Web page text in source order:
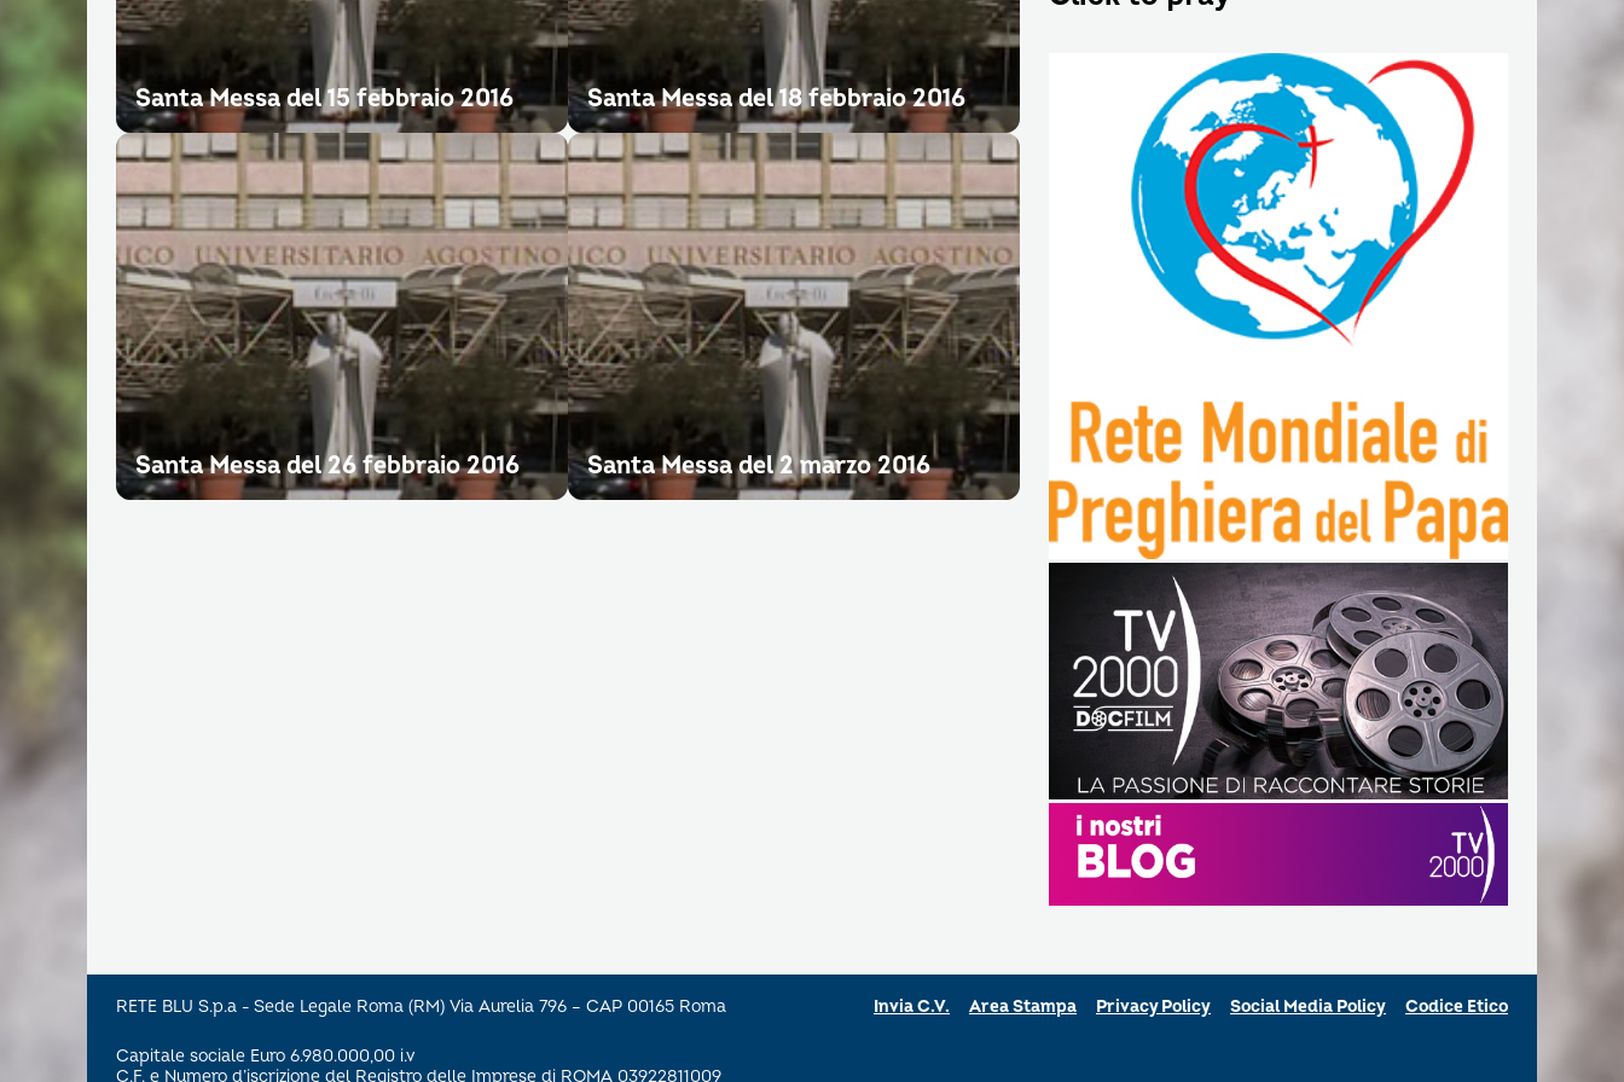
Santa Messa del 15 febbraio 2016 Santa Messa del 18 febbraio 2016
Santa Messa del 26 febbraio 2016 Santa Messa del 2 marzo 2016
RETE BLU S.p.a - Sede Legale Roma (RM) Via Aurelia 796 – CAP 00165 Roma
Capitale sociale Euro 6.980.000,00 i.v
C.F. e Numero d’iscrizione del Registro delle Imprese di ROMA 03922811009
Invia C.V. Area Stampa Privacy Policy Social Media Policy Codice Etico